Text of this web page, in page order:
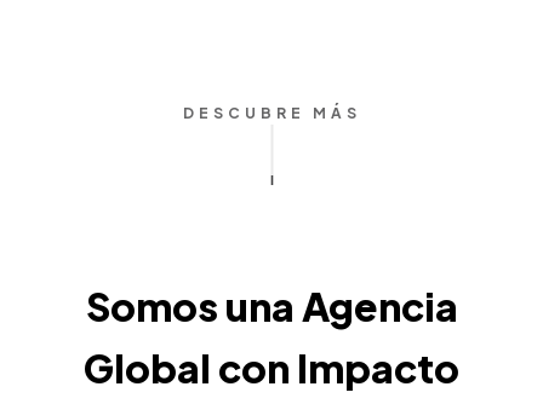
DESCUBRE MÁS
Somos una Agencia
Global con Impacto